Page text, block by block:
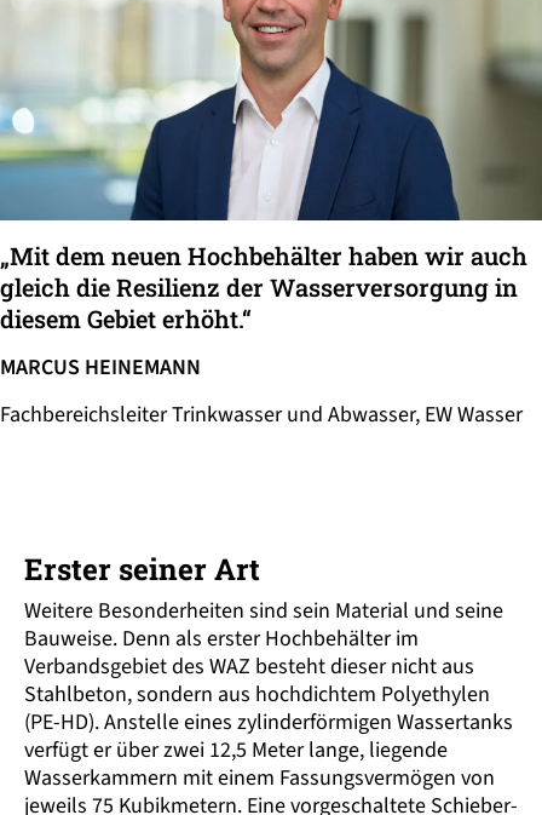
„Mit dem neuen Hochbehälter haben wir auch
gleich die Resilienz der Wasserversorgung in
diesem Gebiet erhöht.“
MARCUS HEINEMANN
Fachbereichsleiter Trinkwasser und Abwasser, EW Wasser
Erster seiner Art
Weitere Besonder­heiten sind sein Material und seine
Bauweise. Denn als erster Hoch­behälter im
Verbandsgebiet des WAZ besteht dieser nicht aus
Stahl­beton, sondern aus hoch­dichtem Polyethylen
(PE-HD). Anstelle eines zylinder­förmigen Wasser­tanks
verfügt er über zwei 12,5 Meter lange, liegende
Wasser­kammern mit einem Fassungs­vermögen von
jeweils 75 Kubikmetern. Eine vorgeschaltete Schieber­